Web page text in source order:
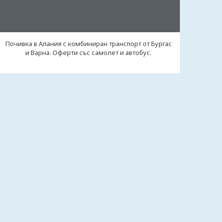
Почивка в Алания с комбиниран транспорт от Бургас
и Варна. Оферти със самолет и автобус.